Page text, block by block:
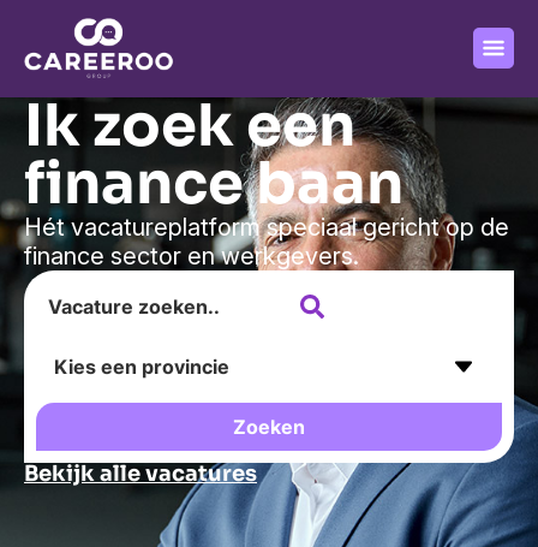
Ik zoek een
finance baan
Hét vacatureplatform speciaal gericht op de
finance sector en werkgevers.
Zoeken
Bekijk alle vacatures